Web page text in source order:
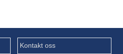
Kontakt oss